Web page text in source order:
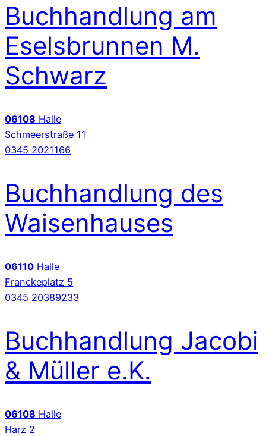
Buchhandlung am
Eselsbrunnen M.
Schwarz
06108 Halle
Schmeerstraße 11
0345 2021166
Buchhandlung des
Waisenhauses
06110 Halle
Franckeplatz 5
0345 20389233
Buchhandlung Jacobi
& Müller e.K.
06108 Halle
Harz 2